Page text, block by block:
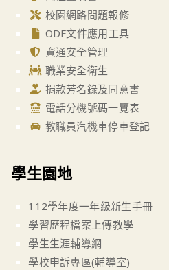
校園網路問題報修
ODF文件應用工具
資通安全管理
職業安全衛生
捐款芳名錄及同意書
電話分機號碼一覽表
教職員汽機車停車登記
學生園地
112學年度一年級新生手冊
學習歷程檔案上傳教學
學生生涯輔導網
學校申訴專區(輔導室)